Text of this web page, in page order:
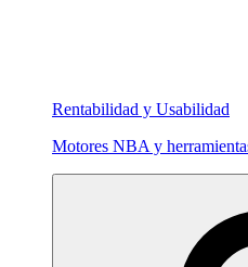
Rentabilidad y Usabilidad
Motores NBA y